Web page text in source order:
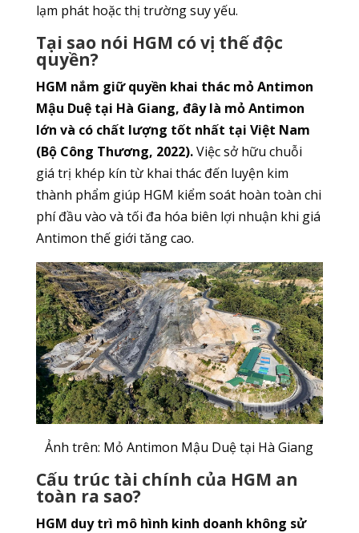
lạm phát hoặc thị trường suy yếu.
Tại sao nói HGM có vị thế độc
quyền?
HGM nắm giữ quyền khai thác mỏ Antimon
Mậu Duệ tại Hà Giang, đây là mỏ Antimon
lớn và có chất lượng tốt nhất tại Việt Nam
(Bộ Công Thương, 2022).Việc sở hữu chuỗi
giá trị khép kín từ khai thác đến luyện kim
thành phẩm giúp HGM kiểm soát hoàn toàn chi
phí đầu vào và tối đa hóa biên lợi nhuận khi giá
Antimon thế giới tăng cao.
Ảnh trên: Mỏ Antimon Mậu Duệ tại Hà Giang
Cấu trúc tài chính của HGM an
toàn ra sao?
HGM duy trì mô hình kinh doanh không sử